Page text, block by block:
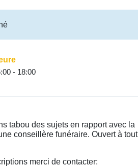
- 18:00
tabou des sujets en rapport avec la
conseillère funéraire. Ouvert à tout
merci de contacter: